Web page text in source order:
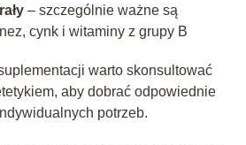
– szczególnie ważne są
cynk i witaminy z grupy B
warto skonsultować
aby dobrać odpowiednie
potrzeb.